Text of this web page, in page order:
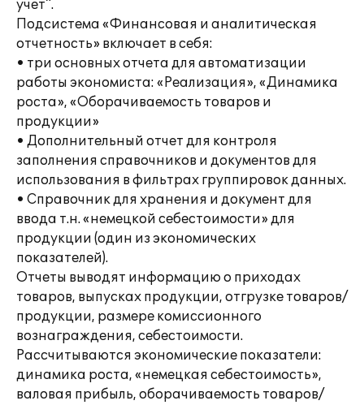
учет".
Подсистема «Финансовая и аналитическая
отчетность» включает в себя:
• три основных отчета для автоматизации
работы экономиста: «Реализация», «Динамика
роста», «Оборачиваемость товаров и
продукции»
• Дополнительный отчет для контроля
заполнения справочников и документов для
использования в фильтрах группировок данных.
• Справочник для хранения и документ для
ввода т.н. «немецкой себестоимости» для
продукции (один из экономических
показателей).
Отчеты выводят информацию о приходах
товаров, выпусках продукции, отгрузке товаров/
продукции, размере комиссионного
вознаграждения, себестоимости.
Рассчитываются экономические показатели:
динамика роста, «немецкая себестоимость»,
валовая прибыль, оборачиваемость товаров/